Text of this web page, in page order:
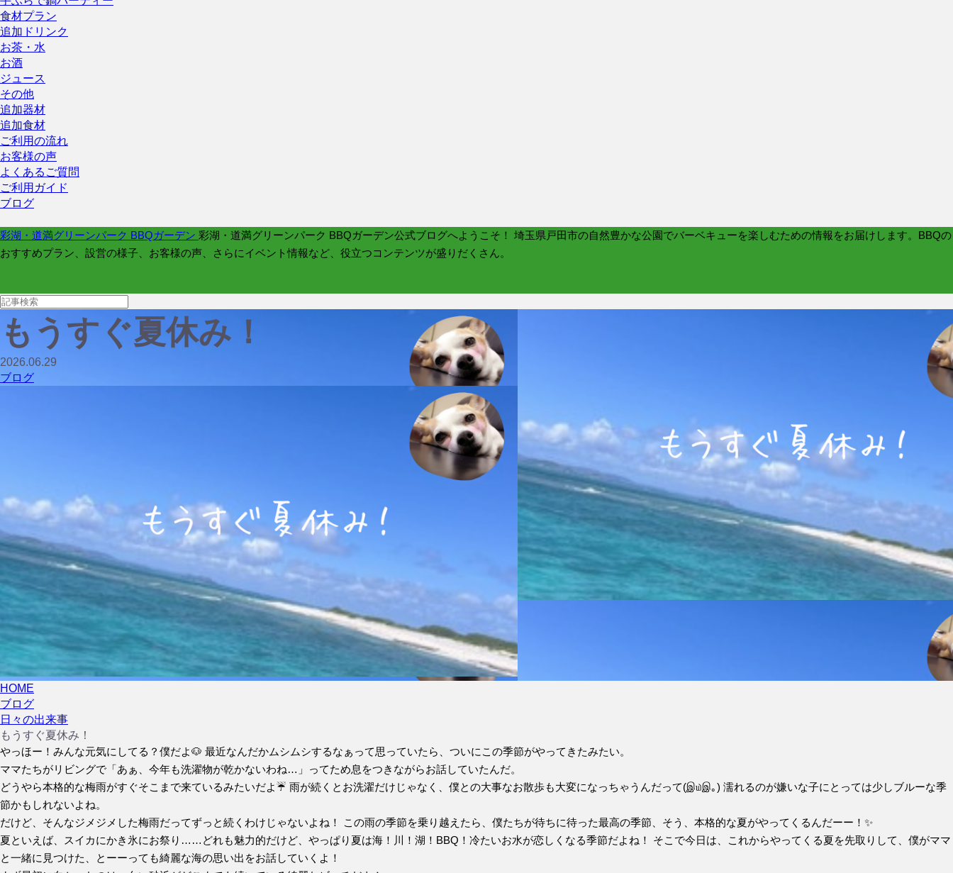
食材プラン
追加ドリンク
お茶・水
お酒
ジュース
その他
追加器材
追加食材
ご利用の流れ
お客様の声
よくあるご質問
ご利用ガイド
ブログ
彩湖・道満グリーンパーク BBQガーデン 彩湖・道満グリーンパーク BBQガーデン公式ブログへようこそ！ 埼玉県戸田市の自然豊かな公園でバーベキューを楽しむための情報をお届けします。BBQの
おすすめプラン、設営の様子、お客様の声、さらにイベント情報など、役立つコンテンツが盛りだくさん。
もうすぐ夏休み！
2026.06.29
ブログ
HOME
ブログ
日々の出来事
もうすぐ夏休み！
やっほー！みんな元気にしてる？僕だよ🐶 最近なんだかムシムシするなぁって思っていたら、ついにこの季節がやってきたみたい。
ママたちがリビングで「あぁ、今年も洗濯物が乾かないわね…」ってため息をつきながらお話していたんだ。
どうやら本格的な梅雨がすぐそこまで来ているみたいだよ☔ 雨が続くとお洗濯だけじゃなく、僕との大事なお散歩も大変になっちゃうんだって(இ௰இ｡) 濡れるのが嫌いな子にとっては少しブルーな季
節かもしれないよね。
だけど、そんなジメジメした梅雨だってずっと続くわけじゃないよね！ この雨の季節を乗り越えたら、僕たちが待ちに待った最高の季節、そう、本格的な夏がやってくるんだーー！✨
夏といえば、スイカにかき氷にお祭り……どれも魅力的だけど、やっぱり夏は海！川！湖！BBQ！冷たいお水が恋しくなる季節だよね！ そこで今日は、これからやってくる夏を先取りして、僕がママ
と一緒に見つけた、とーーっても綺麗な海の思い出をお話していくよ！